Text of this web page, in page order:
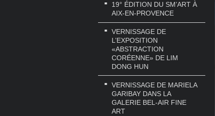
19° ÉDITION DU SM’ART À
AIX-EN-PROVENCE
VERNISSAGE DE
L’EXPOSITION
«ABSTRACTION
CORÉENNE» DE LIM
DONG HUN
VERNISSAGE DE MARIELA
GARIBAY DANS LA
GALERIE BEL-AIR FINE
ART